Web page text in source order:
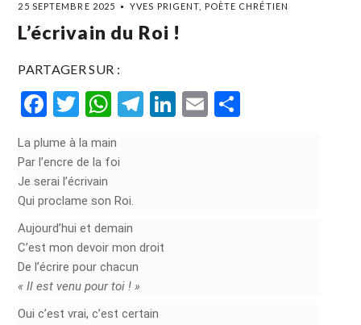
25 SEPTEMBRE 2025 YVES PRIGENT, POÈTE CHRÉTIEN
L’écrivain du Roi !
PARTAGER SUR :
Facebook
Twitter
WhatsApp
Telegram
LinkedIn
Email
La plume à la main
Par l’encre de la foi
Je serai l’écrivain
Qui proclame son Roi.
Aujourd’hui et demain
C’est mon devoir mon droit
De l’écrire pour chacun
« Il est venu pour toi ! »
Oui c’est vrai, c’est certain